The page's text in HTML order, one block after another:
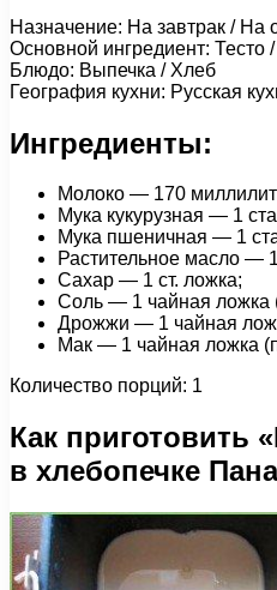
Назначение: На завтрак /
Основной ингредиент: Тесто
Блюдо: Выпечка / Хлеб
География кухни: Русская
Ингредиенты:
Молоко — 170
Мука кукурузная — 1
Мука пшеничная — 1
Растительное масло —
Сахар — 1 ст. ложка;
Соль — 1 чайная ложка
Дрожжи — 1 чайная
Мак — 1 чайная ложка
Количество порций: 1
Как приготовить
в хлебопечке